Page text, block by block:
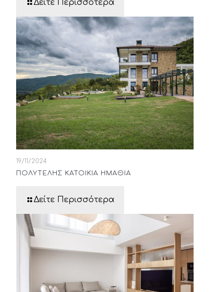
Δείτε Περισσότερα
19/11/2024
ΠΟΛΥΤΕΛΗΣ ΚΑΤΟΙΚΙΑ ΗΜΑΘΙΑ
Δείτε Περισσότερα